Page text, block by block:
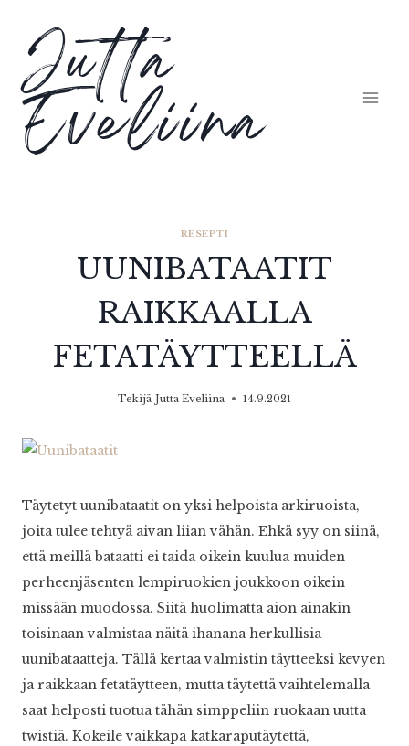
sisältöön
Jutta
Eveliina
RESEPTI
UUNIBATAATIT
RAIKKAALLA
FETATÄYTTEELLÄ
Tekijä Jutta Eveliina 14.9.2021
Täytetyt uunibataatit on yksi helpoista arkiruoista,
joita tulee tehtyä aivan liian vähän. Ehkä syy on siinä,
että meillä bataatti ei taida oikein kuulua muiden
perheenjäsenten lempiruokien joukkoon oikein
missään muodossa. Siitä huolimatta aion ainakin
toisinaan valmistaa näitä ihanana herkullisia
uunibataatteja. Tällä kertaa valmistin täytteeksi kevyen
ja raikkaan fetatäytteen, mutta täytettä vaihtelemalla
saat helposti tuotua tähän simppeliin ruokaan uutta
twistiä. Kokeile vaikkapa katkaraputäytettä,